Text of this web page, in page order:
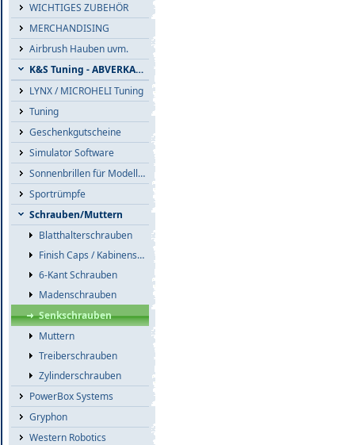
WICHTIGES ZUBEHÖR
MERCHANDISING
Airbrush Hauben uvm.
K&S Tuning - ABVERKAUF
LYNX / MICROHELI Tuning
Tuning
Geschenkgutscheine
Simulator Software
Sonnenbrillen für Modellflieger
Sportrümpfe
Schrauben/Muttern
Blatthalterschrauben
Finish Caps / Kabinenschrauben
6-Kant Schrauben
Madenschrauben
Senkschrauben
Muttern
Treiberschrauben
Zylinderschrauben
PowerBox Systems
Gryphon
Western Robotics